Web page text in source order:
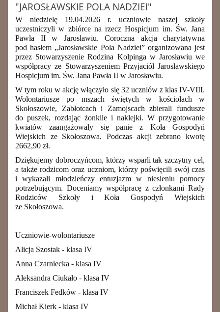
"JAROSŁAWSKIE POLA NADZIEI"
W niedzielę 19.04.2026 r. uczniowie naszej szkoły
uczestniczyli w zbiórce na rzecz Hospicjum im. Św. Jana
Pawła II w Jarosławiu. Coroczna akcja charytatywna
pod hasłem „Jarosławskie Pola Nadziei” organizowana jest
przez Stowarzyszenie Rodzina Kolpinga w Jarosławiu we
współpracy ze Stowarzyszeniem Przyjaciół Jarosławskiego
Hospicjum im. Św. Jana Pawła II w Jarosławiu.
W tym roku w akcję włączyło się 32 uczniów z klas IV-VIII.
Wolontariusze po mszach świętych w kościołach w
Skołoszowie, Zabłotcach i Zamojscachzbierali fundusze
do puszek, rozdając żonkile i naklejki. W przygotowanie
kwiatów zaangażowały się panie z Koła Gospodyń
Wiejskich ze Skołoszowa. Podczas akcji zebrano kwotę
2662,90 zł.
Dziękujemy dobroczyńcom, którzy wsparli tak szczytny cel,
a takżerodzicom oraz uczniom, którzy poświęcili swój czas
i wykazali młodzieńczy entuzjazm w niesieniu pomocy
potrzebującym. Doceniamy współpracę z członkami Rady
Rodziców Szkoły i Koła Gospodyń Wiejskich
ze Skołoszowa.
Uczniowie-wolontariusze
Alicja Szostak - klasa IV
Anna Czarniecka - klasa IV
Aleksandra Ciukało - klasa IV
Franciszek Fedków - klasa IV
Michał Kierk - klasa IV